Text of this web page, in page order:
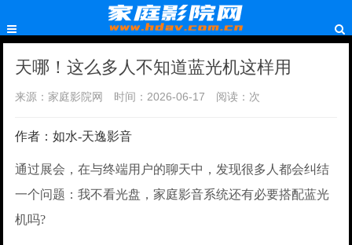
天哪！这么多人不知道蓝光机这样用
来源：家庭影院网 时间：2026-06-17 阅读： 次
作者：如水-天逸影音
通过展会，在与终端用户的聊天中，发现很多人都会纠结
一个问题：我不看光盘，家庭影音系统还有必要搭配蓝光
机吗?